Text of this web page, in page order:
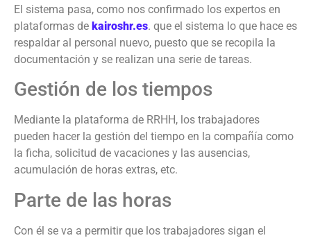
El sistema pasa, como nos confirmado los expertos en
plataformas de kairoshr.es. que el sistema lo que hace es
respaldar al personal nuevo, puesto que se recopila la
documentación y se realizan una serie de tareas.
Gestión de los tiempos
Mediante la plataforma de RRHH, los trabajadores
pueden hacer la gestión del tiempo en la compañía como
la ficha, solicitud de vacaciones y las ausencias,
acumulación de horas extras, etc.
Parte de las horas
Con él se va a permitir que los trabajadores sigan el